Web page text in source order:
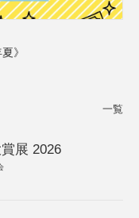
》
一覧
展 2026